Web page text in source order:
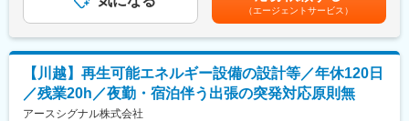
・公共施設や建物屋根上太陽光、野立て太陽光発電所、系統用蓄
電池、EV、充電器の設計
・工事監理 電気設備の積算
・品質・安全管理
た表記です。
（エージェントサービス）
【川越】再生可能エネルギー設備の設計等／年休120日
／残業20h／夜勤・宿泊伴う出張の突発対応原則無
アースシグナル株式会社